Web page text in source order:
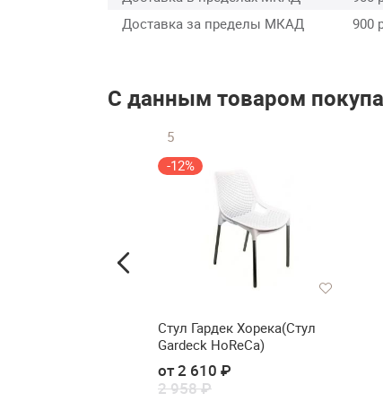
Доставка за пределы МКАД
900
С данным товаром
5
-12%
Стул Гардек Хорека(Стул
Gardeck HoReCa)
от 2 610 ₽
2 958 ₽